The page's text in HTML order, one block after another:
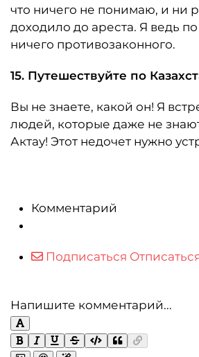
что ничего не понимаю, и ни
доходило до ареста. Я ведь
ничего противозаконного.
15. Путешествуйте по
Вы не знаете, какой он! Я
людей, которые даже не
Актау! Этот недочет нужно
Комментарий
Подписаться
Напишите комментарий...